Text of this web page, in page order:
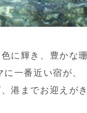
に輝き、豊かな
一番近い宿が、
港までお迎えが